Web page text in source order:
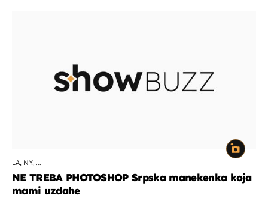
LA, NY, ...
NE TREBA PHOTOSHOP Srpska manekenka koja
mami uzdahe